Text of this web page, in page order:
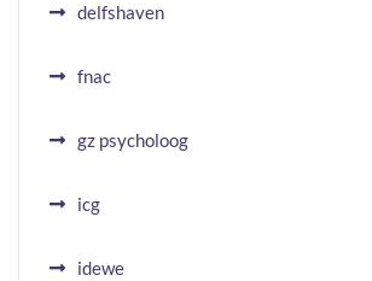
delfshaven
fnac
gz psycholoog
icg
idewe